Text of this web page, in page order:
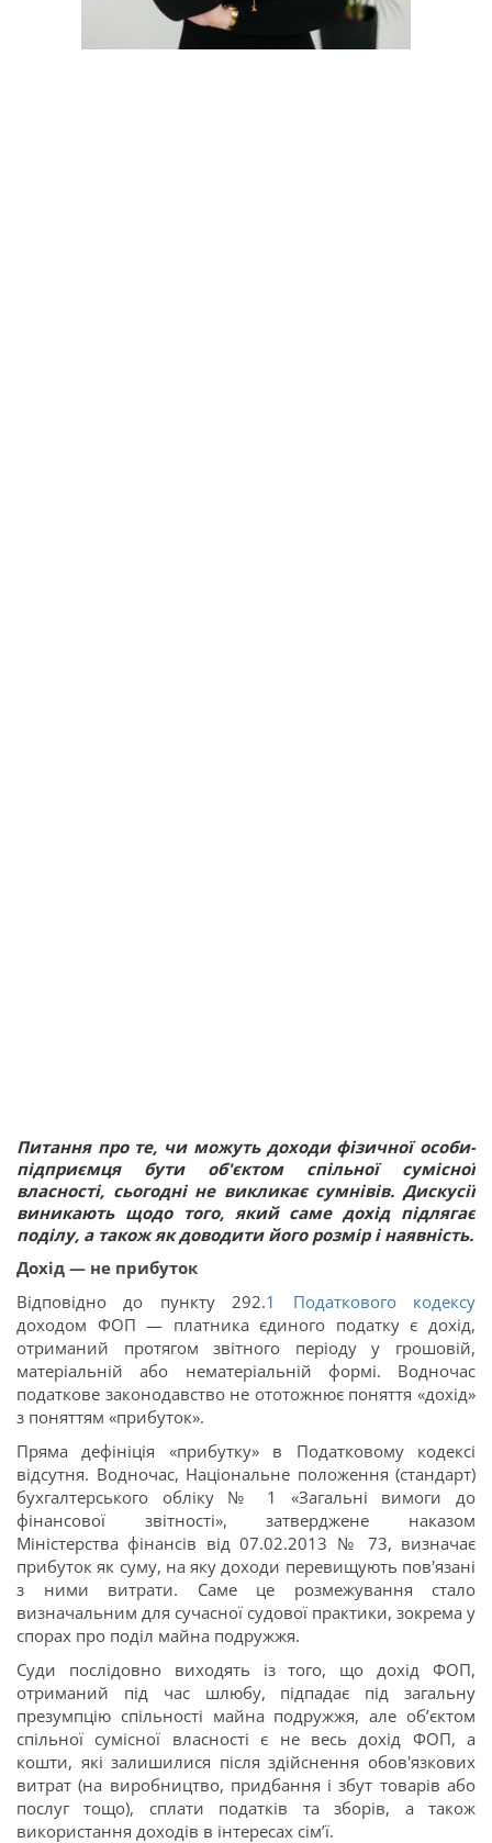
Питання про те, чи можуть доходи фізичної особи-
підприємця бути об'єктом спільної сумісної
власності, сьогодні не викликає сумнівів. Дискусії
виникають щодо того, який саме дохід підлягає
поділу, а також як доводити його розмір і наявність.
Дохід — не прибуток
Відповідно до пункту 292.1 Податкового кодексу
доходом ФОП — платника єдиного податку є дохід,
отриманий протягом звітного періоду у грошовій,
матеріальній або нематеріальній формі. Водночас
податкове законодавство не ототожнює поняття «дохід»
з поняттям «прибуток».
Пряма дефініція «прибутку» в Податковому кодексі
відсутня. Водночас, Національне положення (стандарт)
бухгалтерського обліку № 1 «Загальні вимоги до
фінансової звітності», затверджене наказом
Міністерства фінансів від 07.02.2013 № 73, визначає
прибуток як суму, на яку доходи перевищують пов'язані
з ними витрати. Саме це розмежування стало
визначальним для сучасної судової практики, зокрема у
спорах про поділ майна подружжя.
Суди послідовно виходять із того, що дохід ФОП,
отриманий під час шлюбу, підпадає під загальну
презумпцію спільності майна подружжя, але об’єктом
спільної сумісної власності є не весь дохід ФОП, а
кошти, які залишилися після здійснення обов'язкових
витрат (на виробництво, придбання і збут товарів або
послуг тощо), сплати податків та зборів, а також
використання доходів в інтересах сім’ї.